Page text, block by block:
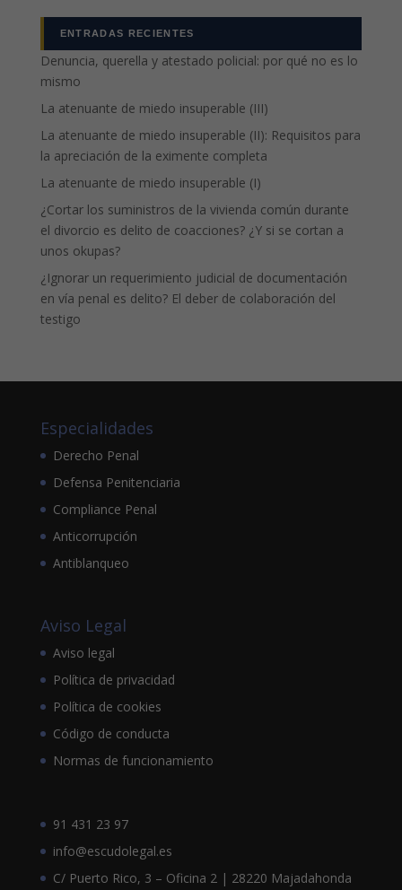
ENTRADAS RECIENTES
Denuncia, querella y atestado policial: por qué no es lo
mismo
La atenuante de miedo insuperable (III)
La atenuante de miedo insuperable (II): Requisitos para
la apreciación de la eximente completa
La atenuante de miedo insuperable (I)
¿Cortar los suministros de la vivienda común durante
el divorcio es delito de coacciones? ¿Y si se cortan a
unos okupas?
¿Ignorar un requerimiento judicial de documentación
en vía penal es delito? El deber de colaboración del
testigo
Especialidades
Derecho Penal
Defensa Penitenciaria
Compliance Penal
Anticorrupción
Antiblanqueo
Aviso Legal
Aviso legal
Política de privacidad
Política de cookies
Código de conducta
Normas de funcionamiento
91 431 23 97
info@escudolegal.es
C/ Puerto Rico, 3 – Oficina 2 | 28220 Majadahonda